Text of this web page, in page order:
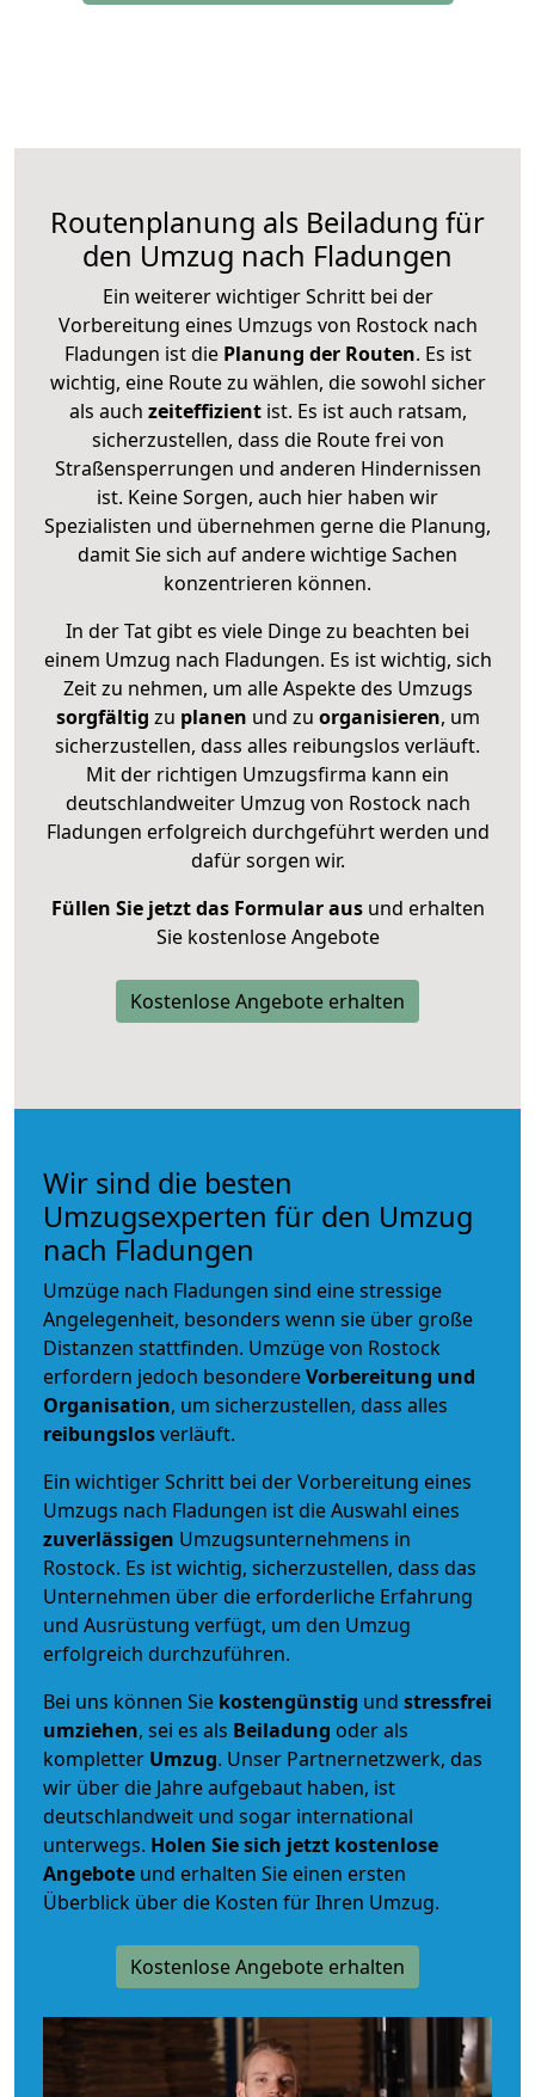
Routenplanung als Beiladung für
den Umzug nach Fladungen
Ein weiterer wichtiger Schritt bei der
Vorbereitung eines Umzugs von Rostock nach
Fladungen ist diePlanung der Routen. Es ist
wichtig, eine Route zu wählen, die sowohl sicher
als auch zeiteffizientist. Es ist auch ratsam,
sicherzustellen, dass die Route frei von
Straßensperrungen und anderen Hindernissen
ist. Keine Sorgen, auch hier haben wir
Spezialisten und übernehmen gerne die Planung,
damit Sie sich auf andere wichtige Sachen
konzentrieren können.
In der Tat gibt es viele Dinge zu beachten bei
einem Umzug nach Fladungen. Es ist wichtig, sich
Zeit zu nehmen, um alle Aspekte des Umzugs
sorgfältig zu planen und zu organisieren, um
sicherzustellen, dass alles reibungslos verläuft.
Mit der richtigen Umzugsfirma kann ein
deutschlandweiter Umzug von Rostock nach
Fladungen erfolgreich durchgeführt werden und
dafür sorgen wir.
Füllen Sie jetzt das Formular ausund erhalten
Sie kostenlose Angebote
Kostenlose Angebote erhalten
Wir sind die besten
Umzugsexperten für den Umzug
nach Fladungen
Umzüge nach Fladungen sind eine stressige
Angelegenheit, besonders wenn sie über große
Distanzen stattfinden. Umzüge von Rostock
erfordern jedoch besondereVorbereitung und
Organisation, um sicherzustellen, dass alles
reibungslosverläuft.
Ein wichtiger Schritt bei der Vorbereitung eines
Umzugs nach Fladungen ist die Auswahl eines
zuverlässigen Umzugsunternehmens in
Rostock. Es ist wichtig, sicherzustellen, dass das
Unternehmen über die erforderliche Erfahrung
und Ausrüstung verfügt, um den Umzug
erfolgreich durchzuführen.
Bei uns können Sie kostengünstig und stressfrei
umziehen, sei es als Beiladung oder als
kompletter Umzug. Unser Partnernetzwerk, das
wir über die Jahre aufgebaut haben, ist
deutschlandweit und sogar international
unterwegs. Holen Sie sich jetzt kostenlose
Angebote und erhalten Sie einen ersten
Überblick über die Kosten für Ihren Umzug.
Kostenlose Angebote erhalten